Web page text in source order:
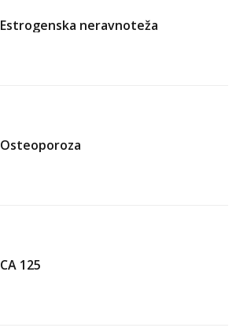
Estrogenska neravnoteža
Osteoporoza
CA 125